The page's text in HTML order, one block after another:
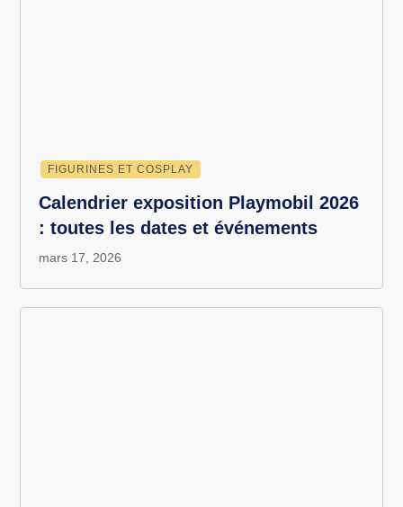
FIGURINES ET COSPLAY
Calendrier exposition Playmobil 2026
: toutes les dates et événements
mars 17, 2026